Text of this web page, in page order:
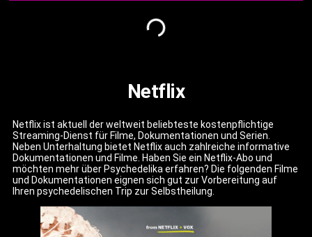
Netflix
Netflix ist aktuell der weltweit beliebteste kostenpflichtige
Streaming-Dienst für Filme, Dokumentationen und Serien.
Neben Unterhaltung bietet Netflix auch zahlreiche informative
Dokumentationen und Filme. Haben Sie ein Netflix-Abo und
möchten mehr über Psychedelika erfahren? Die folgenden Filme
und Dokumentationen eignen sich gut zur Vorbereitung auf
Ihren psychedelischen Trip zur Selbstheilung.